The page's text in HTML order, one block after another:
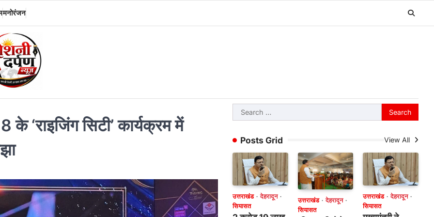
मनोरंजन
के ‘राइजिंग सिटी’ कार्यक्रम में
Search
for:
Posts Grid View All
उत्तराखंड
देहरादून
सियासत
उत्तराखंड
देहरादून
सियासत
उत्तराखंड
देहरादून
सियासत